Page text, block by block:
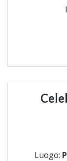
Luogo: